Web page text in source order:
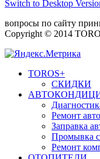
Switch to Desktop
вопросы по сайту
Copyright © 2014
TOROS+
СКИДКИ
Ремонт
Заправка
Промывка
Ремонт